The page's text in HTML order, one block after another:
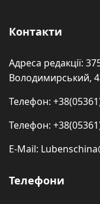
Контакти
Адреса редакції:
Володимирський,
Телефон:
Телефон:
E-Mail:
Телефони